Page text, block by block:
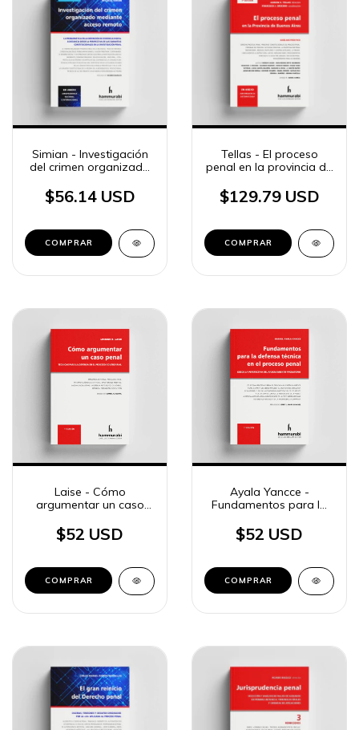
Simian - Investigación
del crimen organizado
remoto
$56.14 USD
COMPRAR
Tellas - El proceso
penal en la provincia de
$129.79 USD
COMPRAR
Laise - Cómo
argumentar un caso
$52 USD
COMPRAR
Ayala Yancce -
Fundamentos para la
proceso penal
$52 USD
COMPRAR